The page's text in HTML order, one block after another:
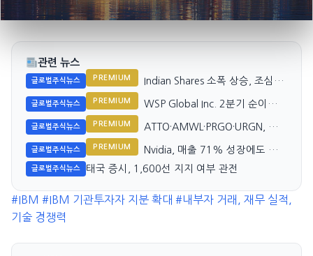
관련 뉴스
글로벌주식뉴스 PREMIUM
Indian Shares 소폭 상승, 조심스
글로벌주식뉴스 PREMIUM
WSP Global Inc. 2분기 순이익
글로벌주식뉴스 PREMIUM
ATTO·AMWL·PRGO·URGN, 바
글로벌주식뉴스 PREMIUM
Nvidia, 매출 71% 성장에도 시
장은 성장 정체 기대
글로벌주식뉴스 태국 증시, 1,600선 지지 여부 관전
#IBM #IBM 기관투자자 지분 확대 #내부자 거래, 재무 실적,
기술 경쟁력